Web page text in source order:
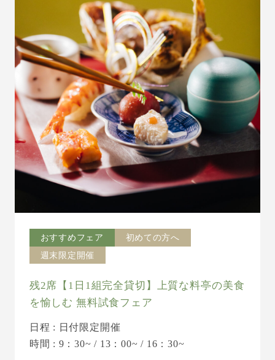
おすすめフェア
初めての方へ
週末限定開催
残2席【1日1組完全貸切】上質な料亭の美食
を愉しむ 無料試食フェア
日程 : 日付限定開催
時間 : 9：30~ / 13：00~ / 16：30~